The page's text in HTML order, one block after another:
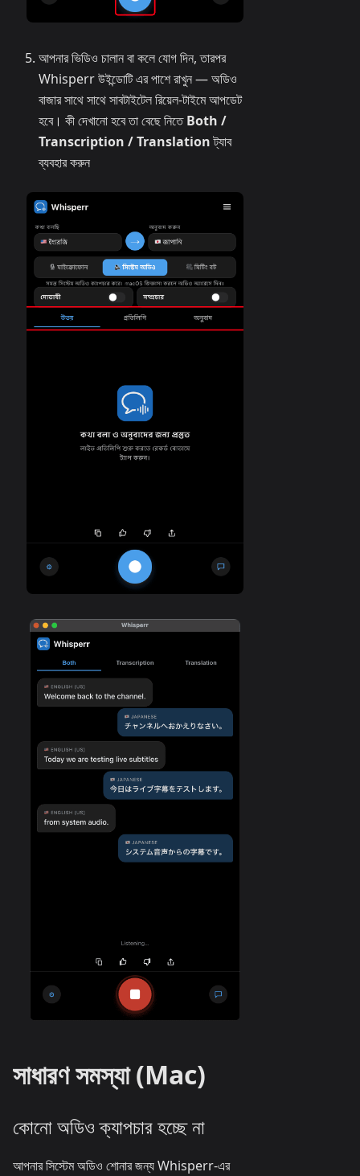
আপনার ভিডিও চালান বা কলে যোগ দিন, তারপর
Whisperr উইন্ডোটি এর পাশে রাখুন — অডিও
বাজার সাথে সাথে সাবটাইটেল রিয়েল-টাইমে আপডেট
হবে। কী দেখানো হবে তা বেছে নিতেBoth /
Transcription / Translationট্যাব
ব্যবহার করুন
সাধারণ সমস্যা (Mac)
কোনো অডিও ক্যাপচার হচ্ছে না
আপনার সিস্টেম অডিও শোনার জন্য Whisperr-এর